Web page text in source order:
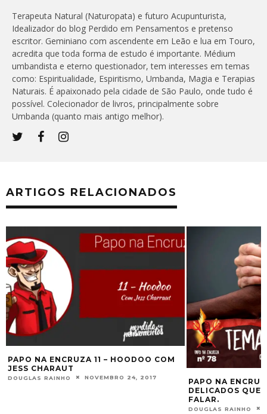
Terapeuta Natural (Naturopata) e futuro Acupunturista,
Idealizador do blog Perdido em Pensamentos e pretenso
escritor. Geminiano com ascendente em Leão e lua em Touro,
acredita que toda forma de estudo é importante. Médium
umbandista e eterno questionador, tem interesses em temas
como: Espiritualidade, Espiritismo, Umbanda, Magia e Terapias
Naturais. É apaixonado pela cidade de São Paulo, onde tudo é
possível. Colecionador de livros, principalmente sobre
Umbanda (quanto mais antigo melhor).
ARTIGOS RELACIONADOS
PAPO NA ENCRUZA 78 – TEMAS
PAPO NA
SENHOR DA
DOUGLAS RAINHO